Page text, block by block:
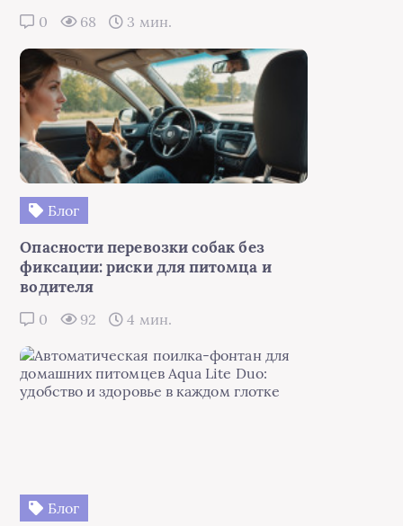
0 68 3 мин.
Блог
Опасности перевозки собак без
фиксации: риски для питомца и
водителя
0 92 4 мин.
Блог